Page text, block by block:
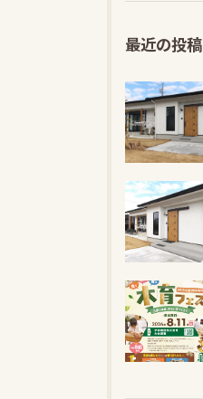
最近の投稿